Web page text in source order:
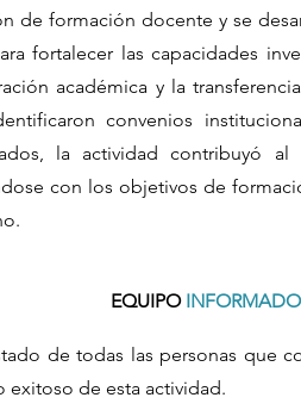
de formación docente y se
fortalecer las capacidades
académica y la
convenios
la actividad contribuyó
con los objetivos de
EQUIPO INFORMADO
de todas las personas que
exitoso de esta actividad.